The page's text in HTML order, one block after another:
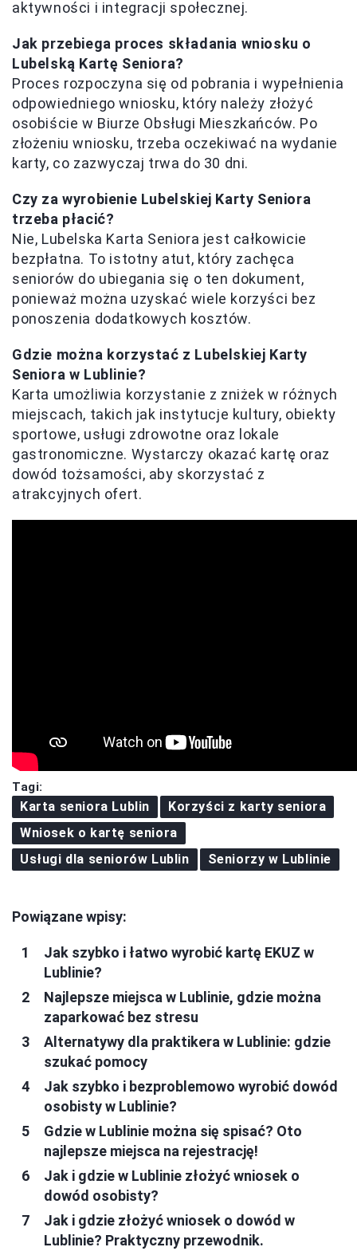
aktywności i integracji społecznej.
Jak przebiega proces składania wniosku o
Lubelską Kartę Seniora?
Proces rozpoczyna się od pobrania i wypełnienia
odpowiedniego wniosku, który należy złożyć
osobiście w Biurze Obsługi Mieszkańców. Po
złożeniu wniosku, trzeba oczekiwać na wydanie
karty, co zazwyczaj trwa do 30 dni.
Czy za wyrobienie Lubelskiej Karty Seniora
trzeba płacić?
Nie, Lubelska Karta Seniora jest całkowicie
bezpłatna. To istotny atut, który zachęca
seniorów do ubiegania się o ten dokument,
ponieważ można uzyskać wiele korzyści bez
ponoszenia dodatkowych kosztów.
Gdzie można korzystać z Lubelskiej Karty
Seniora w Lublinie?
Karta umożliwia korzystanie z zniżek w różnych
miejscach, takich jak instytucje kultury, obiekty
sportowe, usługi zdrowotne oraz lokale
gastronomiczne. Wystarczy okazać kartę oraz
dowód tożsamości, aby skorzystać z
atrakcyjnych ofert.
Tagi:
Karta seniora Lublin
Korzyści z karty seniora
Wniosek o kartę seniora
Usługi dla seniorów Lublin
Seniorzy w Lublinie
Powiązane wpisy:
Jak szybko i łatwo wyrobić kartę EKUZ w
Lublinie?
Najlepsze miejsca w Lublinie, gdzie można
zaparkować bez stresu
Alternatywy dla praktikera w Lublinie: gdzie
szukać pomocy
Jak szybko i bezproblemowo wyrobić dowód
osobisty w Lublinie?
Gdzie w Lublinie można się spisać? Oto
najlepsze miejsca na rejestrację!
Jak i gdzie w Lublinie złożyć wniosek o
dowód osobisty?
Jak i gdzie złożyć wniosek o dowód w
Lublinie? Praktyczny przewodnik.